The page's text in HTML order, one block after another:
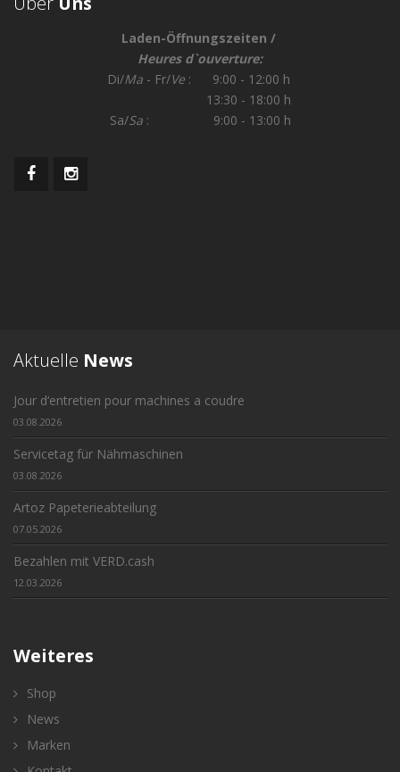
Laden-Öffnungszeiten /
Heures d`ouverture:
Di/Ma- Fr/Ve : 9:00 - 12:00 h
13:30 - 18:00 h
Sa/Sa : 9:00 - 13:00 h
Aktuelle News
Jour d‘entretien pour machines a coudre
03.08.2026
Servicetag für Nähmaschinen
03.08.2026
Artoz Papeterieabteilung
07.05.2026
Bezahlen mit VERD.cash
12.03.2026
Weiteres
Shop
News
Marken